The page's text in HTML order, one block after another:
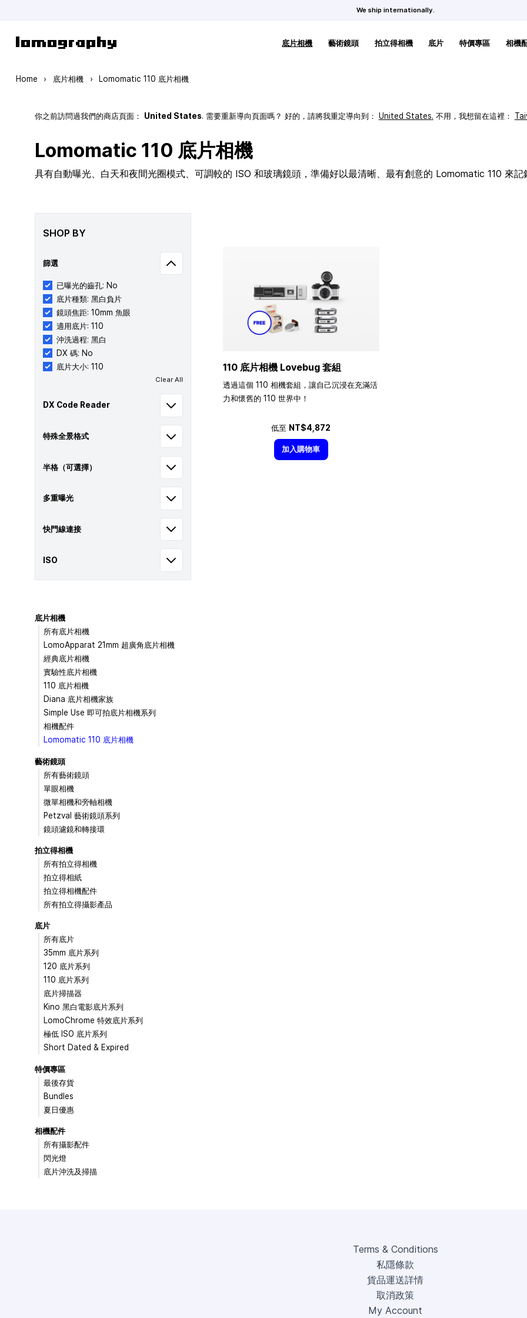
We ship internationally.
底片相機 藝術鏡頭 拍立得相機 底片 特價專區 相機
Home › 底片相機 › Lomomatic 110 底片相機
你之前訪問過我們的商店頁面： United States. 需要重新導向頁面嗎？ 好的，請將我重定導向到： United States. 不用，我想留在這裡：
Lomomatic 110 底片相機
具有自動曝光、白天和夜間光圈模式、可調較的 ISO 和玻璃鏡頭，準備好以最清晰、最有創意的 Lomomatic 110 來記
SHOP BY
篩選
已曝光的齒孔: No
底片種類: 黑白負片
鏡頭焦距: 10mm 魚眼
適用底片: 110
沖洗過程: 黑白
DX 碼: No
底片大小: 110
Clear All
DX Code Reader
特殊全景格式
半格（可選擇）
多重曝光
快門線連接
ISO
110 底片相機 Lovebug 套組
透過這個 110 相機套組，讓自己沉浸在充滿活
力和懷舊的 110 世界中！
低至 NT$4,872
加入購物車
底片相機
所有底片相機
LomoApparat 21mm 超廣角底片相機
經典底片相機
實驗性底片相機
110 底片相機
Diana 底片相機家族
Simple Use 即可拍底片相機系列
相機配件
Lomomatic 110 底片相機
藝術鏡頭
所有藝術鏡頭
單眼相機
微單相機和旁軸相機
Petzval 藝術鏡頭系列
鏡頭濾鏡和轉接環
拍立得相機
所有拍立得相機
拍立得相紙
拍立得相機配件
所有拍立得攝影產品
底片
所有底片
35mm 底片系列
120 底片系列
110 底片系列
底片掃描器
Kino 黑白電影底片系列
LomoChrome 特效底片系列
極低 ISO 底片系列
Short Dated & Expired
特價專區
最後存貨
Bundles
夏日優惠
相機配件
所有攝影配件
閃光燈
底片沖洗及掃描
Terms & Conditions
私隱條款
貨品運送詳情
取消政策
My Account